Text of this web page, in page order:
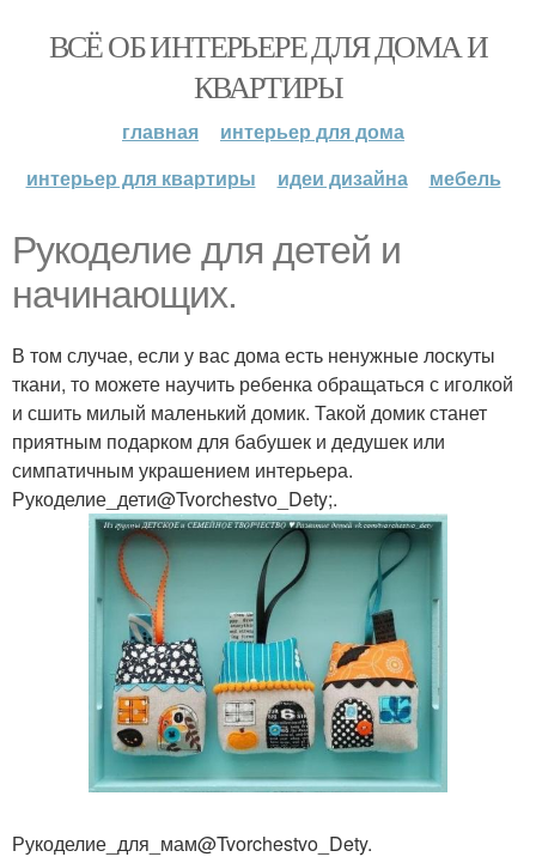
ВСЁ ОБ ИНТЕРЬЕРЕ ДЛЯ ДОМА И
КВАРТИРЫ
главная
интерьер для дома
интерьер для квартиры
идеи дизайна мебель
Рукоделие для детей и
начинающих.
В том случае, если у вас дома есть ненужные лоскуты
ткани, то можете научить ребенка обращаться с иголкой
и сшить милый маленький домик. Такой домик станет
приятным подарком для бабушек и дедушек или
симпатичным украшением интерьера.
Рукоделие_дети@Tvorchestvo_Dety;.
Рукоделие_для_мам@Tvorchestvo_Dety.